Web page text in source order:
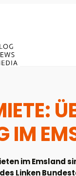
IM
im
Linken